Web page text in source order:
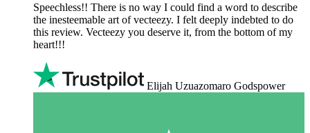
Speechless!! There is no way I could find a word to describe
the inesteemable art of vecteezy. I felt deeply indebted to do
this review. Vecteezy you deserve it, from the bottom of my
heart!!!
Elijah Uzuazomaro Godspower